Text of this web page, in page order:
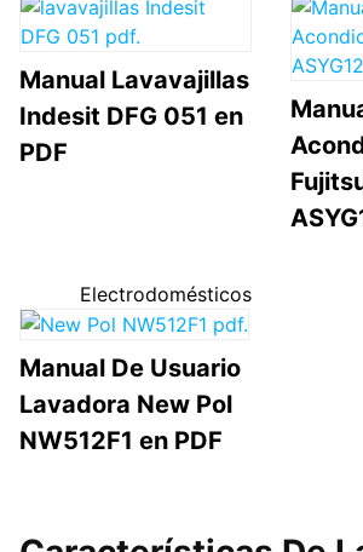
Manual Lavavajillas
Indesit DFG 051 en
PDF
Electrodomésticos
Manual De Usuario
Lavadora New Pol
NW512F1 en PDF